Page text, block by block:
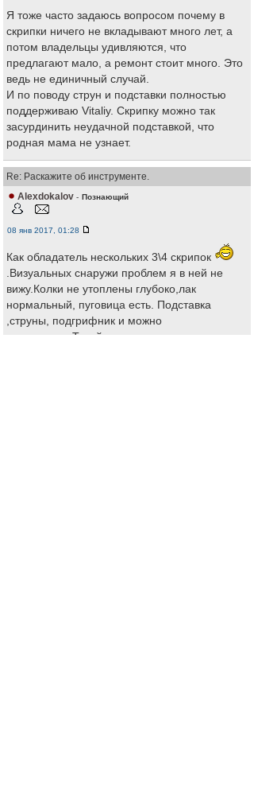
Я тоже часто задаюсь вопросом почему в
скрипки ничего не вкладывают много лет, а
потом владельцы удивляются, что
предлагают мало, а ремонт стоит много. Это
ведь не единичный случай.
И по поводу струн и подставки полностью
поддерживаю Vitaliy. Скрипку можно так
засурдинить неудачной подставкой, что
родная мама не узнает.
Re: Раскажите об инструменте.
Alexdokalov - Познающий
08 янв 2017, 01:28
Как обладатель нескольких 3\4 скрипок
.Визуальных снаружи проблем я в ней не
вижу.Колки не утоплены глубоко,лак
нормальный, пуговица есть. Подставка
,струны, подгрифник и можно
тестировать.Такой ремонт можно и самому